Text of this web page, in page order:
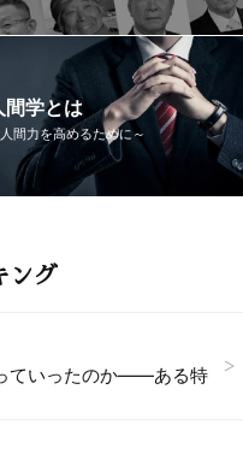
間学とは
間力を高めるために～
ング
ていったのか——ある特